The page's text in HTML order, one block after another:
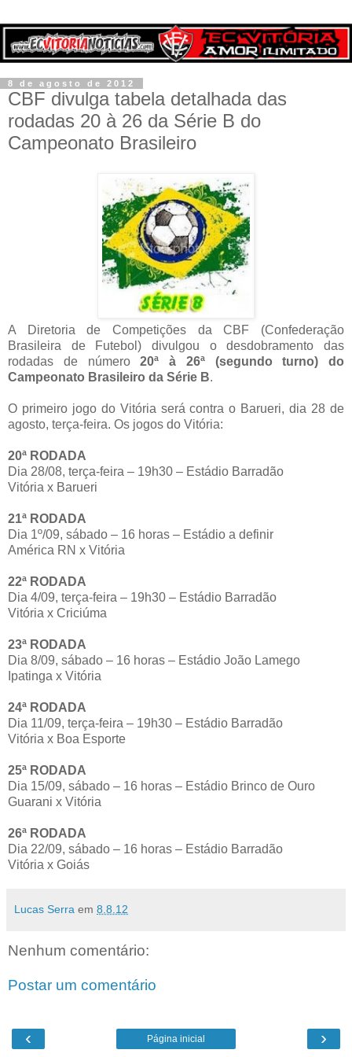
8 de agosto de 2012
CBF divulga tabela detalhada das
rodadas 20 à 26 da Série B do
Campeonato Brasileiro
A Diretoria de Competições da CBF (Confederação
Brasileira de Futebol) divulgou o desdobramento das
rodadas de número20ª à 26ª (segundo turno) do
Campeonato Brasileiro da Série B.
O primeiro jogo do Vitória será contra o Barueri, dia 28 de
agosto, terça-feira. Os jogos do Vitória:
20ª RODADA
Dia 28/08, terça-feira – 19h30 – Estádio Barradão
Vitória x Barueri
21ª RODADA
Dia 1º/09, sábado – 16 horas – Estádio a definir
América RN x Vitória
22ª RODADA
Dia 4/09, terça-feira – 19h30 – Estádio Barradão
Vitória x Criciúma
23ª RODADA
Dia 8/09, sábado – 16 horas – Estádio João Lamego
Ipatinga x Vitória
24ª RODADA
Dia 11/09, terça-feira – 19h30 – Estádio Barradão
Vitória x Boa Esporte
25ª RODADA
Dia 15/09, sábado – 16 horas – Estádio Brinco de Ouro
Guarani x Vitória
26ª RODADA
Dia 22/09, sábado – 16 horas – Estádio Barradão
Vitória x Goiás
Lucas Serra em 8.8.12
Nenhum comentário:
Postar um comentário
‹ ›
Página inicial